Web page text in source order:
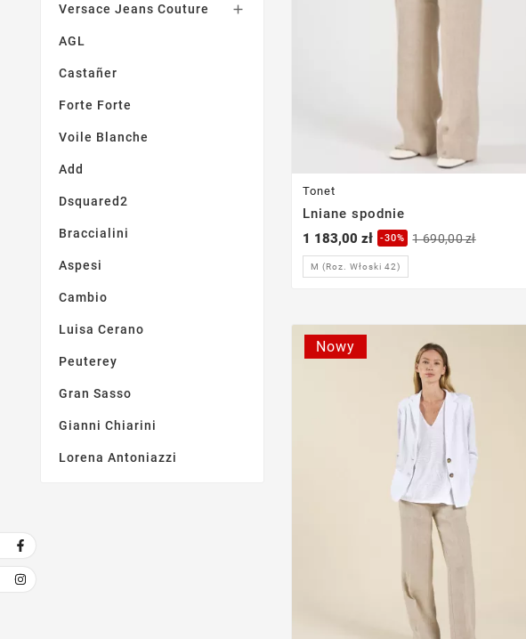
Versace Jeans Couture 
AGL
Castañer
Forte Forte
Voile Blanche
Add
Dsquared2
Braccialini
Aspesi
Cambio
Luisa Cerano
Peuterey
Gran Sasso
Gianni Chiarini
Lorena Antoniazzi
Tonet
Lniane spodnie
1 183,00 zł
-30% 1 690,00 zł
M (Roz. Włoski 42)
Nowy